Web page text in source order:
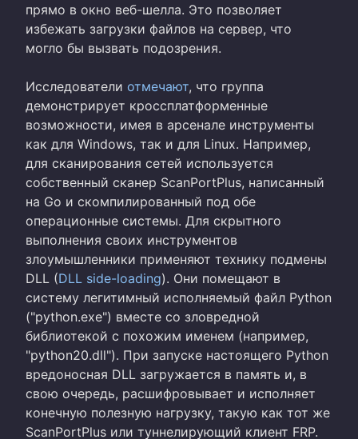
прямо в окно веб-шелла. Это позволяет
избежать загрузки файлов на сервер, что
могло бы вызвать подозрения.
Исследователи отмечают, что группа
демонстрирует кроссплатформенные
возможности, имея в арсенале инструменты
как для Windows, так и для Linux. Например,
для сканирования сетей используется
собственный сканер ScanPortPlus, написанный
на Go и скомпилированный под обе
операционные системы. Для скрытного
выполнения своих инструментов
злоумышленники применяют технику подмены
DLL (DLL side-loading). Они помещают в
систему легитимный исполняемый файл Python
("python.exe") вместе со зловредной
библиотекой с похожим именем (например,
"python20.dll"). При запуске настоящего Python
вредоносная DLL загружается в память и, в
свою очередь, расшифровывает и исполняет
конечную полезную нагрузку, такую как тот же
ScanPortPlus или туннелирующий клиент FRP.